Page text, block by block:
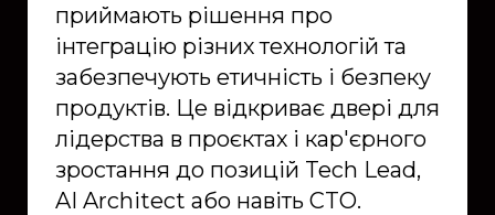
приймають рішення про
інтеграцію різних технологій та
забезпечують етичність і безпеку
продуктів. Це відкриває двері для
лідерства в проєктах і кар'єрного
зростання до позицій Tech Lead,
AI Architect або навіть CTO.